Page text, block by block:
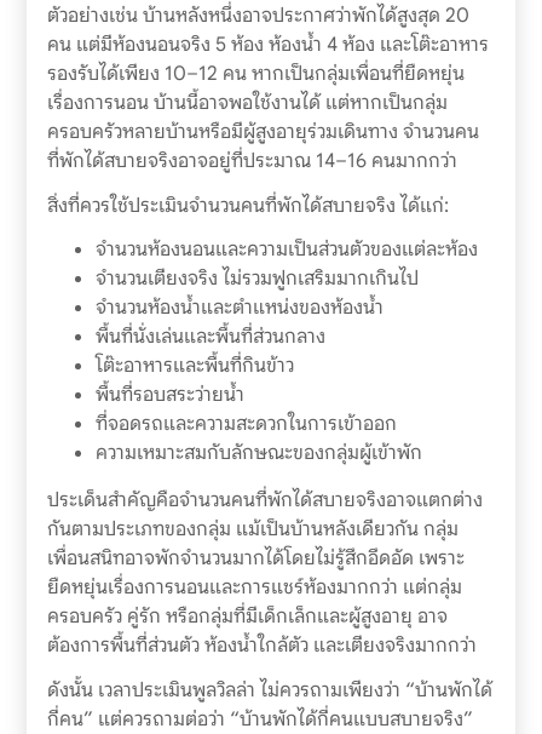
ตัวอย่างเช่น บ้านหลังหนึ่งอาจประกาศว่าพักได้สูงสุด 20
คน แต่มีห้องนอนจริง 5 ห้อง ห้องน้ำ 4 ห้อง และโต๊ะอาหาร
รองรับได้เพียง 10–12 คน หากเป็นกลุ่มเพื่อนที่ยืดหยุ่น
เรื่องการนอน บ้านนี้อาจพอใช้งานได้ แต่หากเป็นกลุ่ม
ครอบครัวหลายบ้านหรือมีผู้สูงอายุร่วมเดินทาง จำนวนคน
ที่พักได้สบายจริงอาจอยู่ที่ประมาณ 14–16 คนมากกว่า
สิ่งที่ควรใช้ประเมินจำนวนคนที่พักได้สบายจริง ได้แก่:
จำนวนห้องนอนและความเป็นส่วนตัวของแต่ละห้อง
จำนวนเตียงจริง ไม่รวมฟูกเสริมมากเกินไป
จำนวนห้องน้ำและตำแหน่งของห้องน้ำ
พื้นที่นั่งเล่นและพื้นที่ส่วนกลาง
โต๊ะอาหารและพื้นที่กินข้าว
พื้นที่รอบสระว่ายน้ำ
ที่จอดรถและความสะดวกในการเข้าออก
ความเหมาะสมกับลักษณะของกลุ่มผู้เข้าพัก
ประเด็นสำคัญคือจำนวนคนที่พักได้สบายจริงอาจแตกต่าง
กันตามประเภทของกลุ่ม แม้เป็นบ้านหลังเดียวกัน กลุ่ม
เพื่อนสนิทอาจพักจำนวนมากได้โดยไม่รู้สึกอึดอัด เพราะ
ยืดหยุ่นเรื่องการนอนและการแชร์ห้องมากกว่า แต่กลุ่ม
ครอบครัว คู่รัก หรือกลุ่มที่มีเด็กเล็กและผู้สูงอายุ อาจ
ต้องการพื้นที่ส่วนตัว ห้องน้ำใกล้ตัว และเตียงจริงมากกว่า
ดังนั้น เวลาประเมินพูลวิลล่า ไม่ควรถามเพียงว่า “บ้านพักได้
กี่คน” แต่ควรถามต่อว่า “บ้านพักได้กี่คนแบบสบายจริง”